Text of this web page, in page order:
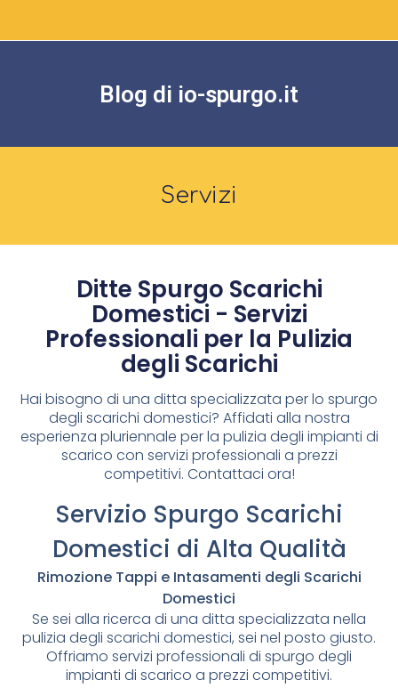
Blog di io-spurgo.it
Servizi
Ditte Spurgo Scarichi
Domestici - Servizi
Professionali per la Pulizia
degli Scarichi
Hai bisogno di una ditta specializzata per lo spurgo
degli scarichi domestici? Affidati alla nostra
esperienza pluriennale per la pulizia degli impianti di
scarico con servizi professionali a prezzi
competitivi. Contattaci ora!
Servizio Spurgo Scarichi
Domestici di Alta Qualità
Rimozione Tappi e Intasamenti degli Scarichi
Domestici
Se sei alla ricerca di una ditta specializzata nella
pulizia degli scarichi domestici, sei nel posto giusto.
Offriamo servizi professionali di spurgo degli
impianti di scarico a prezzi competitivi.